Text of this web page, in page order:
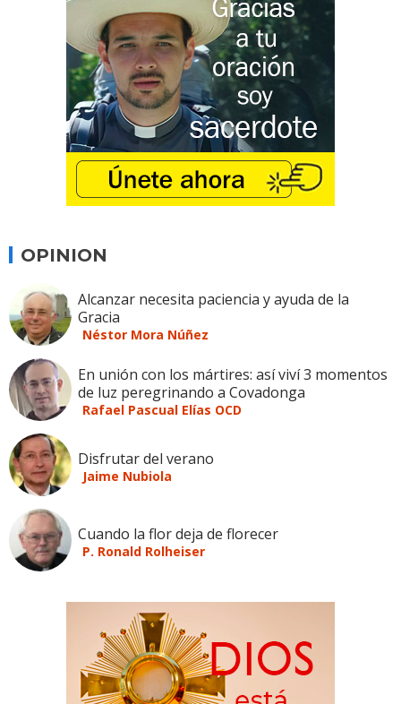
OPINION
Alcanzar necesita paciencia y ayuda de la
Gracia
Néstor Mora Núñez
En unión con los mártires: así viví 3 momentos
de luz peregrinando a Covadonga
Rafael Pascual Elías OCD
Disfrutar del verano
Jaime Nubiola
Cuando la flor deja de florecer
P. Ronald Rolheiser